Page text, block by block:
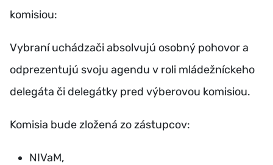
komisiou:
Vybraní uchádzači absolvujú osobný pohovor a
odprezentujú svoju agendu v roli mládežníckeho
delegáta či delegátky pred výberovou komisiou.
Komisia bude zložená zo zástupcov:
NIVaM,